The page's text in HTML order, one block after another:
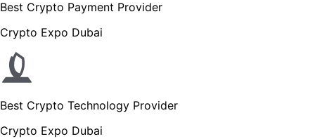
Best Crypto Payment Provider
Crypto Expo Dubai
Best Crypto Technology Provider
Crypto Expo Dubai